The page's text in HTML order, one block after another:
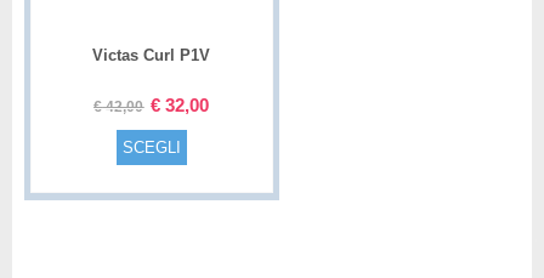
Victas Curl P1V
€42,00 € 32,00
SCEGLI